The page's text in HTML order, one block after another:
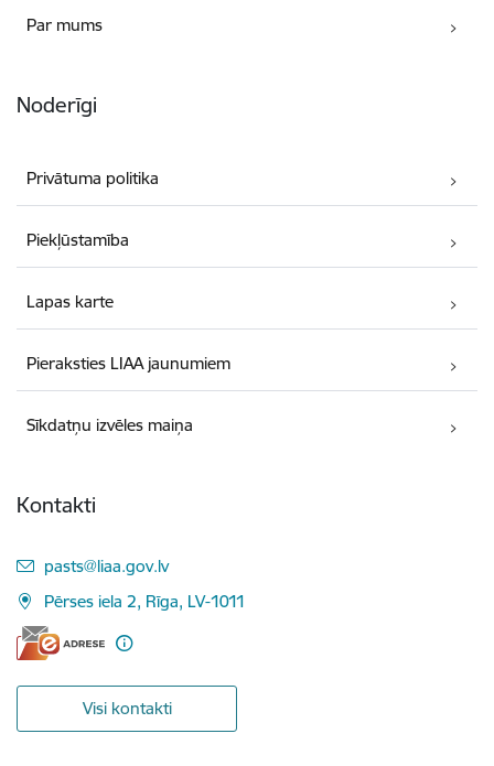
Par mums
Noderīgi
Privātuma politika
Piekļūstamība
Lapas karte
Pieraksties LIAA jaunumiem
Sīkdatņu izvēles maiņa
Kontakti
E-pasts:
pasts@liaa.gov.lv
Pērses iela 2, Rīga, LV-1011
Visi kontakti